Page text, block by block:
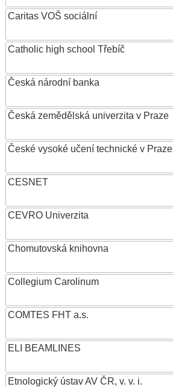
Caritas VOŠ sociální
Catholic high school Třebíč
Česká národní banka
Česká zemědělská univerzita v Praze
České vysoké učení technické v Praze
CESNET
CEVRO Univerzita
Chomutovská knihovna
Collegium Carolinum
COMTES FHT a.s.
ELI BEAMLINES
Etnologický ústav AV ČR, v. v. i.